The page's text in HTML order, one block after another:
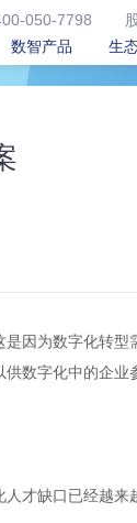
050-7798
数智产品 生
因为数字化转型
数字化中的企业
才缺口已经越来